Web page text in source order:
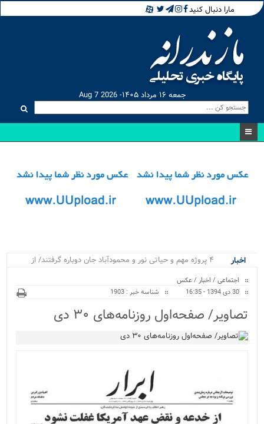
مارا دنبال کنید
جمعه ۱۶ مرداد ۱۴۰۵- Aug 7 2026
اخبار
آتش‌ سوزی‌ های ۲ هفته اخیر میانکا_
اجتماعی / اخبار / عکس
30 دی 1394 - 16:35
شناسه خبر : 1903
تصاویر/ صفحه‌اول روزنامه‌های ۳۰ دی